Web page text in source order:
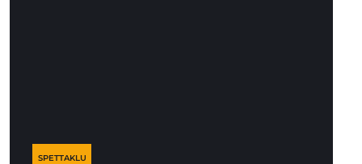
SPETTAKLU